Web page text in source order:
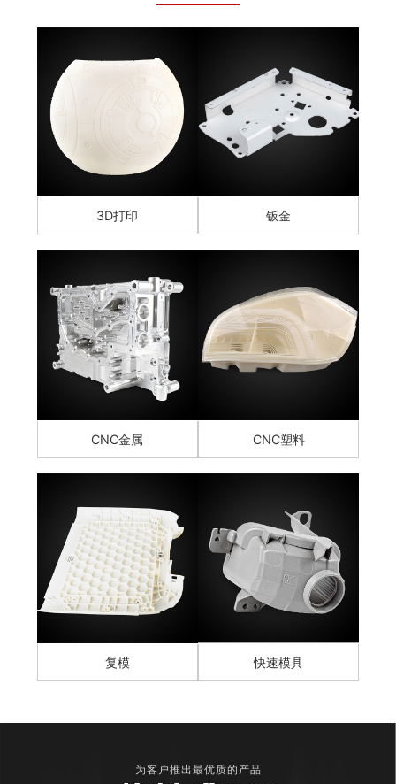
3D打印 钣金
CNC金属 CNC塑料
复模 快速模具
为客户推出最优质的产品